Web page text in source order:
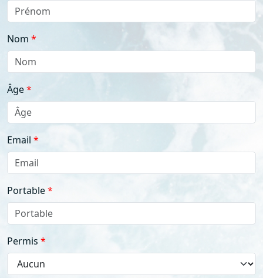
Nom
Âge
Email
Portable
Permis